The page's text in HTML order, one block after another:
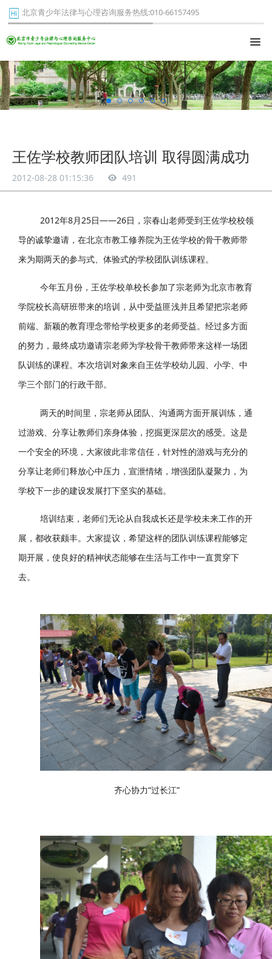
北京青少年法律与心理咨询服务热线:010-66157495
王佐学校教师团队培训 取得圆满成功
2012-08-28 01:15:36 491
2012年8月25日——26日，宗春山老师受到王佐学校校领
导的诚挚邀请，在北京市教工修养院为王佐学校的骨干教师带
来为期两天的参与式、体验式的学校团队训练课程。
今年五月份，王佐学校单校长参加了宗老师为北京市教育
学院校长高研班带来的培训，从中受益匪浅并且希望把宗老师
前端、新颖的教育理念带给学校更多的老师受益。经过多方面
的努力，最终成功邀请宗老师为学校骨干教师带来这样一场团
队训练的课程。本次培训对象来自王佐学校幼儿园、小学、中
学三个部门的行政干部。
两天的时间里，宗老师从团队、沟通两方面开展训练，通
过游戏、分享让教师们亲身体验，挖掘更深层次的感受。这是
一个安全的环境，大家彼此非常信任，针对性的游戏与充分的
分享让老师们释放心中压力，宣泄情绪，增强团队凝聚力，为
学校下一步的建设发展打下坚实的基础。
培训结束，老师们无论从自我成长还是学校未来工作的开
展，都收获颇丰。大家提议，希望这样的团队训练课程能够定
期开展，使良好的精神状态能够在生活与工作中一直贯穿下
去。
齐心协力“过长江”